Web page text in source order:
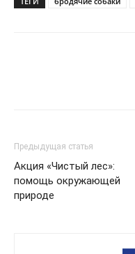
Предыдущая статья
Акция «Чистый лес»:
помощь окружающей
природе